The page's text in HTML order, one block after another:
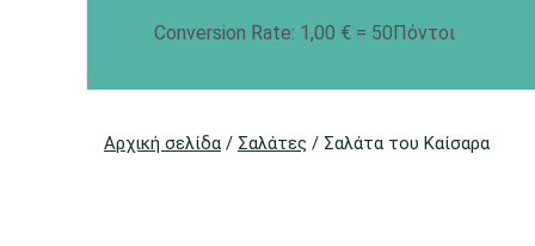
Conversion Rate: 1,00 € = 50Πόντοι
Αρχική σελίδα / Σαλάτες / Σαλάτα του Καίσαρα